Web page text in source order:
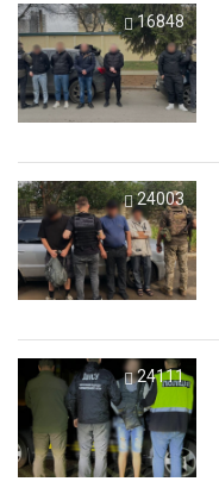
16848
24003
24111